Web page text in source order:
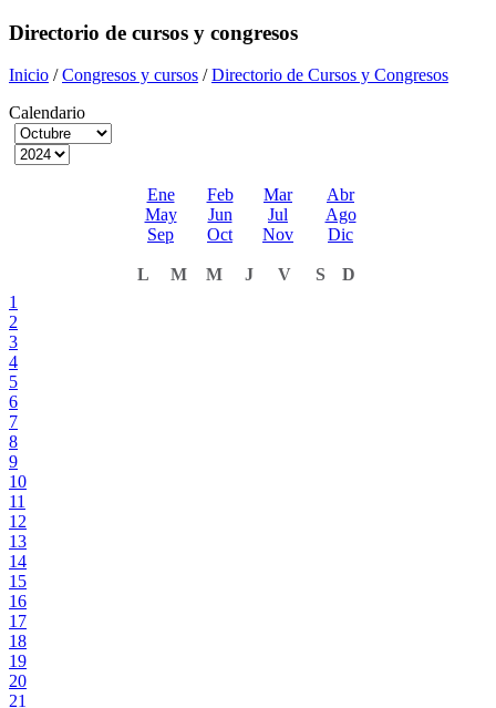
Directorio de cursos y congresos
Inicio /Congresos y cursos /Directorio de Cursos y Congresos
Calendario
Ene Feb Mar
Abr
May
Jun Jul
Ago
Sep
Oct Nov Dic
L M M J V S
D
1
2
3
4
5
6
7
8
9
10
11
12
13
14
15
16
17
18
19
20
21